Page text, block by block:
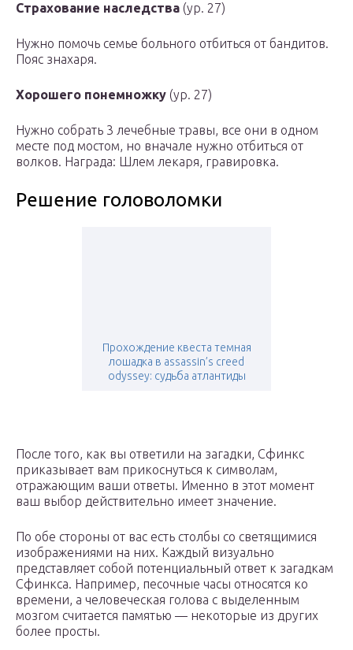
Страхование наследства (ур. 27)
Нужно помочь семье больного отбиться от бандитов.
Пояс знахаря.
Хорошего понемножку (ур. 27)
Нужно собрать 3 лечебные травы, все они в одном
месте под мостом, но вначале нужно отбиться от
волков. Награда: Шлем лекаря, гравировка.
Решение головоломки
Прохождение квеста темная
лошадка в assassin’s creed
odyssey: судьба атлантиды
После того, как вы ответили на загадки, Сфинкс
приказывает вам прикоснуться к символам,
отражающим ваши ответы. Именно в этот момент
ваш выбор действительно имеет значение.
По обе стороны от вас есть столбы со светящимися
изображениями на них. Каждый визуально
представляет собой потенциальный ответ к загадкам
Сфинкса. Например, песочные часы относятся ко
времени, а человеческая голова с выделенным
мозгом считается памятью — некоторые из других
более просты.